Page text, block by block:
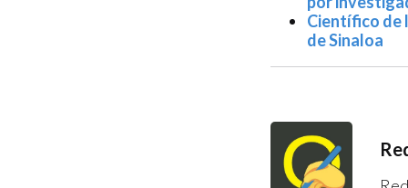
Científico de
de Sinaloa